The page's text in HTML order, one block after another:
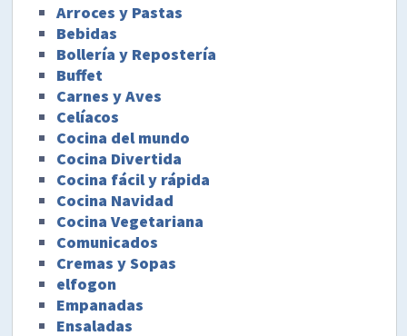
Arroces y Pastas
Bebidas
Bollería y Repostería
Buffet
Carnes y Aves
Celíacos
Cocina del mundo
Cocina Divertida
Cocina fácil y rápida
Cocina Navidad
Cocina Vegetariana
Comunicados
Cremas y Sopas
elfogon
Empanadas
Ensaladas